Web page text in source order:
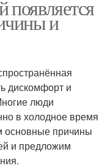
появляется
и
дискомфорт и
люди
в холодное время
основные причины
и предложим